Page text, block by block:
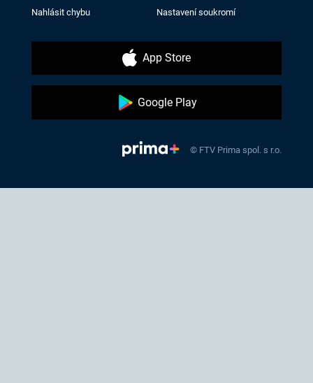
Nahlásit chybu Nastavení soukromí
App Store
Google Play
© FTV Prima spol. s r.o.